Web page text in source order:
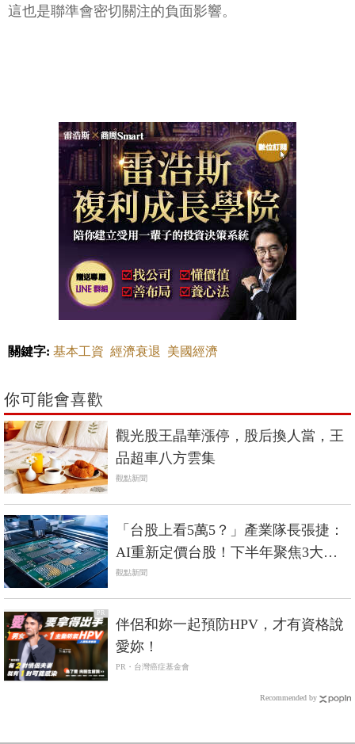
這也是聯準會密切關注的負面影響。
關鍵字: 基本工資 經濟衰退 美國經濟
你可能會喜歡
觀光股王晶華漲停，股后換人當，王
品超車八方雲集
觀點新聞
「台股上看5萬5？」產業隊長張捷：
AI重新定價台股！下半年聚焦3大關
鍵零組件
觀點新聞
PR
伴侶和妳一起預防HPV，才有資格說
愛妳！
PR・台灣癌症基金會
Recommended by